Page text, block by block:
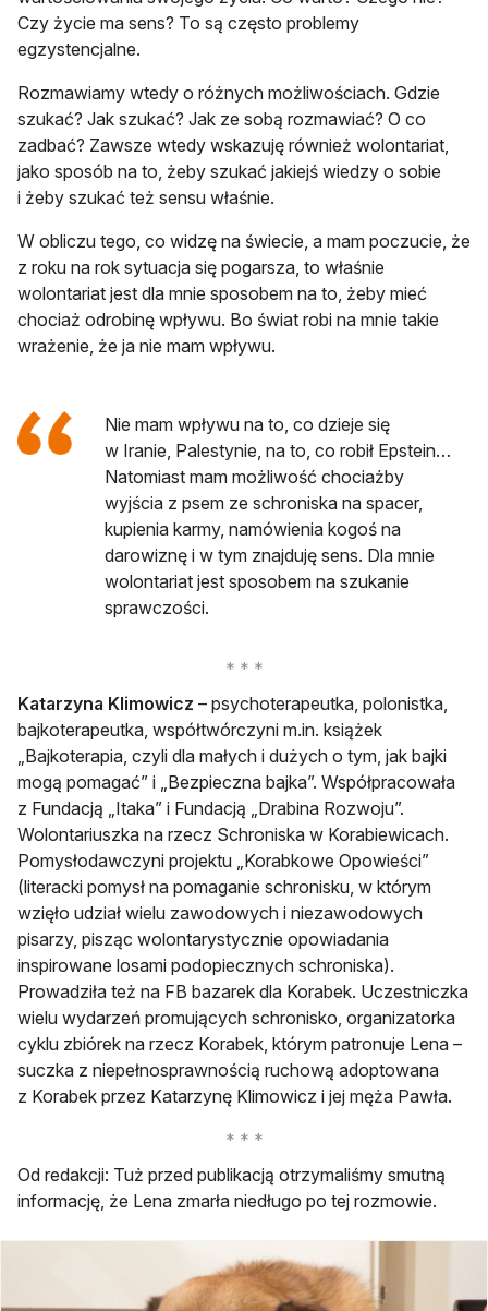
Czy życie ma sens? To są często problemy
egzystencjalne.
Rozmawiamy wtedy o różnych możliwościach. Gdzie
szukać? Jak szukać? Jak ze sobą rozmawiać? O co
zadbać? Zawsze wtedy wskazuję również wolontariat,
jako sposób na to, żeby szukać jakiejś wiedzy o sobie
i żeby szukać też sensu właśnie.
W obliczu tego, co widzę na świecie, a mam poczucie, że
z roku na rok sytuacja się pogarsza, to właśnie
wolontariat jest dla mnie sposobem na to, żeby mieć
chociaż odrobinę wpływu. Bo świat robi na mnie takie
wrażenie, że ja nie mam wpływu.
Nie mam wpływu na to, co dzieje się
w Iranie, Palestynie, na to, co robił Epstein…
Natomiast mam możliwość chociażby
wyjścia z psem ze schroniska na spacer,
kupienia karmy, namówienia kogoś na
darowiznę i w tym znajduję sens. Dla mnie
wolontariat jest sposobem na szukanie
sprawczości.
Katarzyna Klimowicz – psychoterapeutka, polonistka,
bajkoterapeutka, współtwórczyni m.in. książek
„Bajkoterapia, czyli dla małych i dużych o tym, jak bajki
mogą pomagać” i „Bezpieczna bajka”. Współpracowała
z Fundacją „Itaka” i Fundacją „Drabina Rozwoju”.
Wolontariuszka na rzecz Schroniska w Korabiewicach.
Pomysłodawczyni projektu „Korabkowe Opowieści”
(literacki pomysł na pomaganie schronisku, w którym
wzięło udział wielu zawodowych i niezawodowych
pisarzy, pisząc wolontarystycznie opowiadania
inspirowane losami podopiecznych schroniska).
Prowadziła też na FB bazarek dla Korabek. Uczestniczka
wielu wydarzeń promujących schronisko, organizatorka
cyklu zbiórek na rzecz Korabek, którym patronuje Lena –
suczka z niepełnosprawnością ruchową adoptowana
z Korabek przez Katarzynę Klimowicz i jej męża Pawła.
Od redakcji: Tuż przed publikacją otrzymaliśmy smutną
informację, że Lena zmarła niedługo po tej rozmowie.